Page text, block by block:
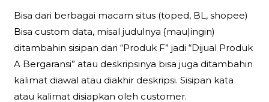
Bisa dari berbagai macam situs (toped, BL, shopee)
Bisa custom data, misal judulnya {mau|ingin)
ditambahin sisipan dari “Produk F” jadi “Dijual Produk
A Bergaransi” atau deskripsinya bisa juga ditambahin
kalimat diawal atau diakhir deskripsi. Sisipan kata
atau kalimat disiapkan oleh customer.